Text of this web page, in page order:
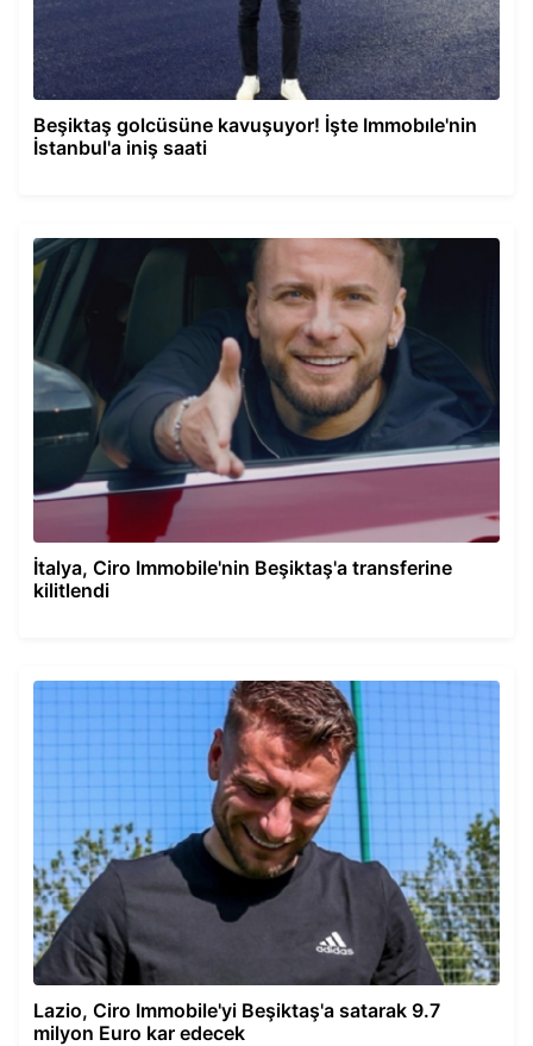
Beşiktaş golcüsüne kavuşuyor! İşte Immobıle'nin
İstanbul'a iniş saati
İtalya, Ciro Immobile'nin Beşiktaş'a transferine
kilitlendi
Lazio, Ciro Immobile'yi Beşiktaş'a satarak 9.7
milyon Euro kar edecek